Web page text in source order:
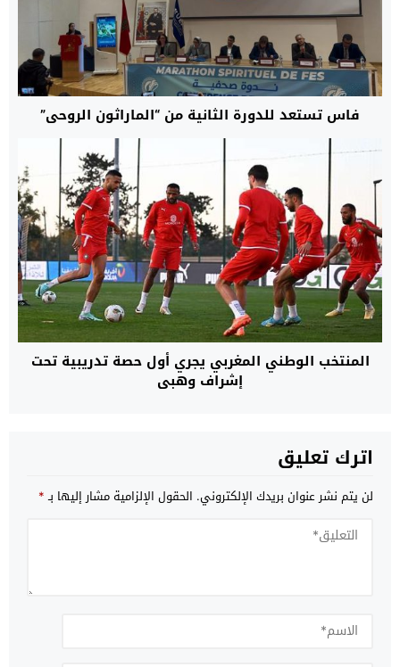
فاس تستعد للدورة الثانية من “الماراثون الروحي”
المنتخب الوطني المغربي يجري أول حصة تدريبية تحت
إشراف وهبي
اترك تعليق
لن يتم نشر عنوان بريدك الإلكتروني. الحقول الإلزامية مشار إليها بـ*